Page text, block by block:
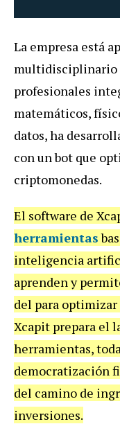
La empresa está
multidisciplinario
profesionales
matemáticos,
datos, ha
con un bot que
criptomonedas.
El software de
herramientas
inteligencia
aprenden y
del para
Xcapit prepara el
herramientas,
democratización
del camino de
inversiones.